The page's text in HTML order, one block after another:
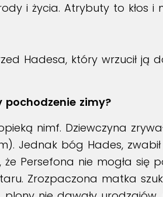
i życia. Atrybuty to kłos i
Hadesa, który wrzucił ją
pochodzenie zimy?
nimf. Dziewczyna
Jednak bóg Hades,
że Persefona nie mogła
Zrozpaczona matka